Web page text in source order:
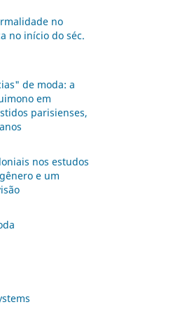
no
no início do séc.
de moda: a
em
parisienses,
nos estudos
e um